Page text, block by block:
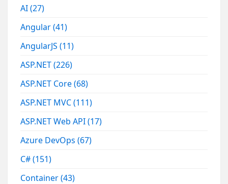
AI(27)
Angular(41)
AngularJS(11)
ASP.NET(226)
ASP.NET Core(68)
ASP.NET MVC(111)
ASP.NET Web API(17)
Azure DevOps(67)
C#(151)
Container(43)